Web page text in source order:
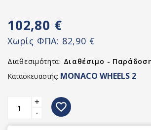
102,80 €
Χωρίς ΦΠΑ: 82,90 €
Διαθεσιμότητα: Διαθέσιμο -
Κατασκευαστής: MONACO WHEELS 2
+
-
favorite_border